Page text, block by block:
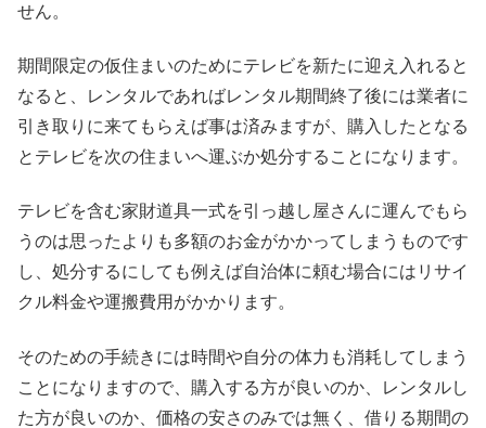
せん。
期間限定の仮住まいのためにテレビを新たに迎え入れると
なると、レンタルであればレンタル期間終了後には業者に
引き取りに来てもらえば事は済みますが、購入したとなる
とテレビを次の住まいへ運ぶか処分することになります。
テレビを含む家財道具一式を引っ越し屋さんに運んでもら
うのは思ったよりも多額のお金がかかってしまうものです
し、処分するにしても例えば自治体に頼む場合にはリサイ
クル料金や運搬費用がかかります。
そのための手続きには時間や自分の体力も消耗してしまう
ことになりますので、購入する方が良いのか、レンタルし
た方が良いのか、価格の安さのみでは無く、借りる期間の